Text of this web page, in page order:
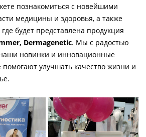
познакомиться с новейшими
медицины и здоровья, а также
будет представлена продукция
Dermagenetic. Мы с радостью
новинки и инновационные
помогают улучшать качество жизни и